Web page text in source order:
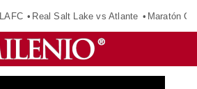
Real Salt Lake vs Atlante Maratón